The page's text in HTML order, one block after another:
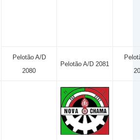
Pelotão A/D
2080
Pelotão A/D 2081